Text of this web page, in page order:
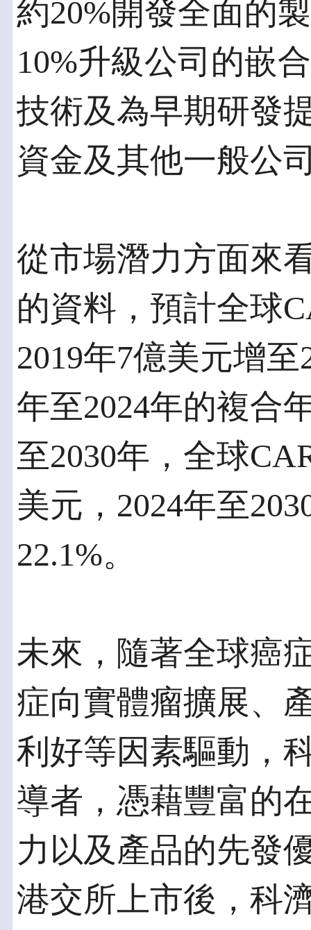
約20%開發全面的
10%升級公司的嵌
技術及為早期研發
資金及其他一般公
從市場潛力方面來
的資料，預計全球
2019年7億美元增至
年至2024年的複合
至2030年，全球
美元，2024年至
22.1%。
未來，隨著全球癌
症向實體瘤擴展、
利好等因素驅動，
導者，憑藉豐富的
力以及產品的先發
港交所上市後，科